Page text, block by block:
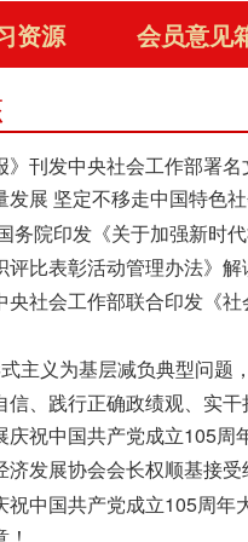
资源 会员意见
》刊发中央社会工作部署
发展 坚定不移走中国特色
务院印发《关于加强新时
评比表彰活动管理办法》解
央社会工作部联合印发《
主义为基层减负典型问题
信、践行正确政绩观、实
庆祝中国共产党成立105周
济发展协会会长权顺基接
祝中国共产党成立105周年